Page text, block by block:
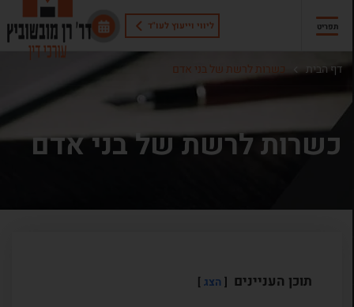
ליווי וייעוץ לעו"ד תפריט
דף הבית כשרות לרשת של בני אדם
כשרות לרשת של בני אדם
תוכן העניינים הצג